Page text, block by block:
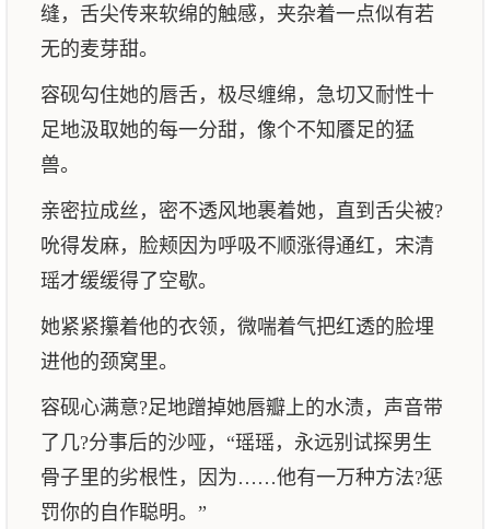
缝，舌尖传来软绵的触感，夹杂着一点似有若
无的麦芽甜。
容砚勾住她的唇舌，极尽缠绵，急切又耐性十
足地汲取她的每一分甜，像个不知餍足的猛
兽。
亲密拉成丝，密不透风地裹着她，直到舌尖被?
吮得发麻，脸颊因为呼吸不顺涨得通红，宋清
瑶才缓缓得了空歇。
她紧紧攥着他的衣领，微喘着气把红透的脸埋
进他的颈窝里。
容砚心满意?足地蹭掉她唇瓣上的水渍，声音带
了几?分事后的沙哑，“瑶瑶，永远别试探男生
骨子里的劣根性，因为……他有一万种方法?惩
罚你的自作聪明。”